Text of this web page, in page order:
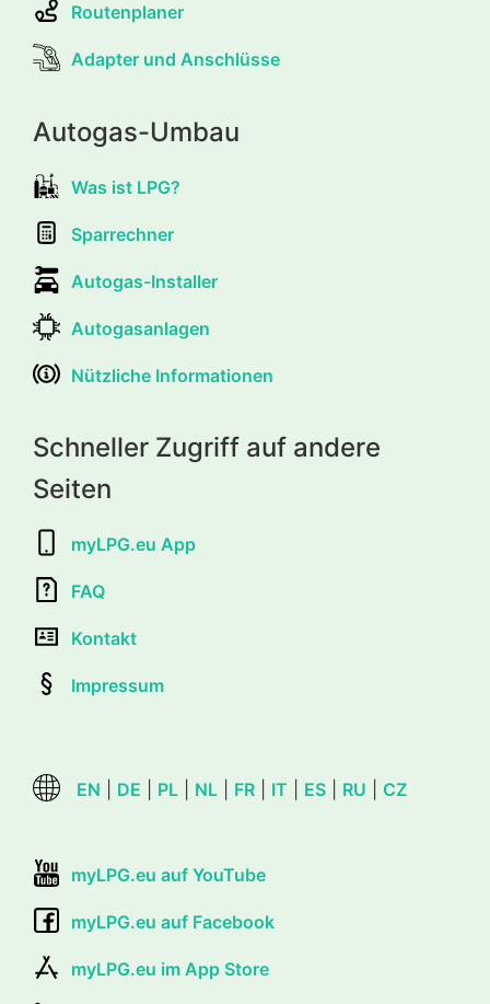
Routenplaner
Adapter und Anschlüsse
Autogas-Umbau
Was ist LPG?
Sparrechner
Autogas-Installer
Autogasanlagen
Nützliche Informationen
Schneller Zugriff auf andere
Seiten
myLPG.eu App
FAQ
Kontakt
Impressum
EN DE PL NL FR IT ES RU CZ
myLPG.eu auf YouTube
myLPG.eu auf Facebook
myLPG.eu im App Store